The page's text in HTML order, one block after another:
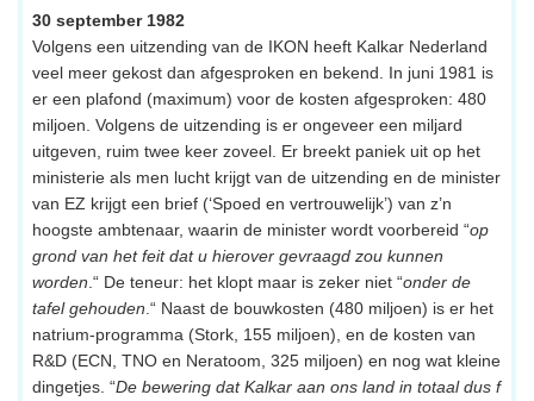
30 september 1982
Volgens een uitzending van de IKON heeft Kalkar Nederland
veel meer gekost dan afgesproken en bekend. In juni 1981 is
er een plafond (maximum) voor de kosten afgesproken: 480
miljoen. Volgens de uitzending is er ongeveer een miljard
uitgeven, ruim twee keer zoveel. Er breekt paniek uit op het
ministerie als men lucht krijgt van de uitzending en de minister
van EZ krijgt een brief (‘Spoed en vertrouwelijk’) van z’n
hoogste ambtenaar, waarin de minister wordt voorbereid “op
grond van het feit dat u hierover gevraagd zou kunnen
worden .“ De teneur: het klopt maar is zeker niet “onder de
tafel gehouden .“ Naast de bouwkosten (480 miljoen) is er het
natrium-programma (Stork, 155 miljoen), en de kosten van
R&D (ECN, TNO en Neratoom, 325 miljoen) en nog wat kleine
dingetjes. “De bewering dat Kalkar aan ons land in totaal dus f